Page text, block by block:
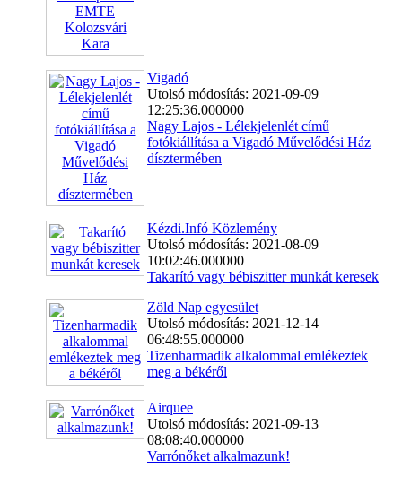
Vigadó
Utolsó módosítás: 2021-09-09
12:25:36.000000
Nagy Lajos - Lélekjelenlét című
fotókiállítása a Vigadó Művelődési Ház
dísztermében
Kézdi.Infó Közlemény
Utolsó módosítás: 2021-08-09
10:02:46.000000
Takarító vagy bébiszitter munkát keresek
Zöld Nap egyesület
Utolsó módosítás: 2021-12-14
06:48:55.000000
Tizenharmadik alkalommal emlékeztek
meg a békéről
Airquee
Utolsó módosítás: 2021-09-13
08:08:40.000000
Varrónőket alkalmazunk!